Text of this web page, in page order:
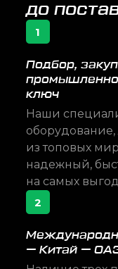
до
1
Подбор,
ключ
Наши
из топовых
надежный,
на самых
2
— Китай —